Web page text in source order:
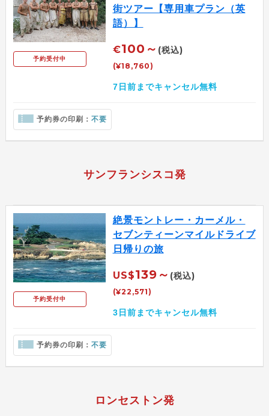
予約受付中
街ツアー【専用車プラン（英
語）】
€100～ (税込)
(¥18,760)
7日前までキャンセル無料
予約券の印刷： 不要
サンフランシスコ発
予約受付中
絶景モントレー・カーメル・
セブンティーンマイルドライブ
日帰りの旅
US$139～ (税込)
(¥22,571)
3日前までキャンセル無料
予約券の印刷： 不要
ロンセストン発